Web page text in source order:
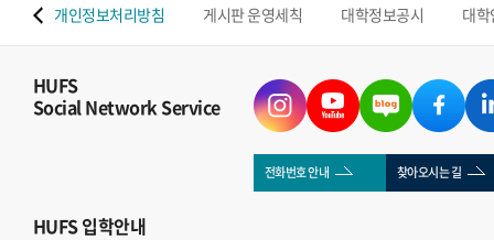
개인정보처리방침 게시판 운영세칙 대학정보공시 대
HUFS
Social Network Service
전화번호 안내 찾아오시는 길
HUFS입학안내